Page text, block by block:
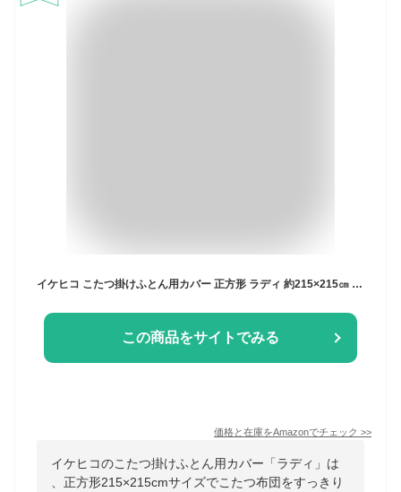
この商品をサイトでみる
価格と在庫をAmazonでチェック >>
イケヒコのこたつ掛けふとん用カバー「ラディ」は
、正方形215×215cmサイズでこたつ布団をすっきり